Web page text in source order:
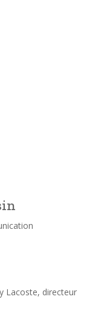
Lacoste, directeur